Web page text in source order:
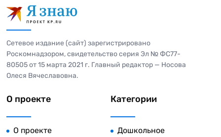
Сетевое издание (сайт) зарегистрировано
Роскомнадзором, свидетельство серия Эл № ФС77-
80505 от 15 марта 2021 г. Главный редактор — Носова
Олеся Вячеславовна.
О проекте
О проекте
Категории
Дошкольное